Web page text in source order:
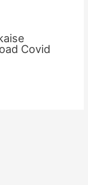
Covid